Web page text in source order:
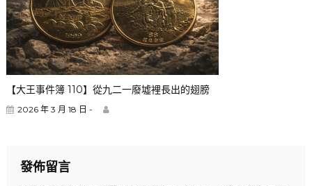
【大王事件簿 110】從九二一廢墟裡長出的翅膀
2026 年 3 月 18 日 -
發佈留言